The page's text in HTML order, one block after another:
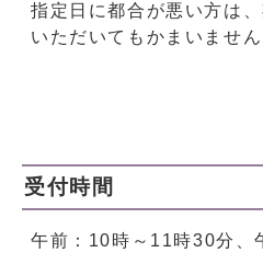
指定日に都合が悪い方は
いただいてもかまいません
受付時間
午前：10時～11時30分、